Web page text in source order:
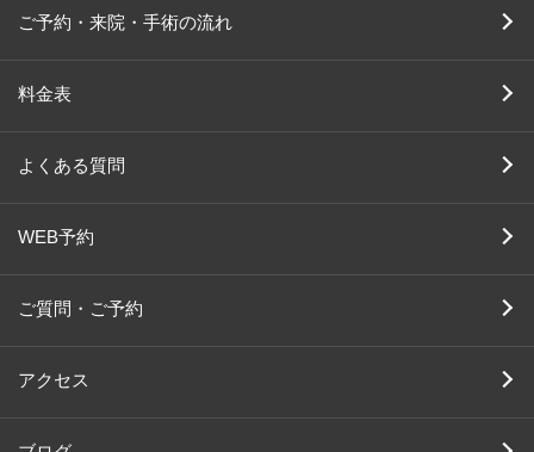
ご予約・来院・手術の流れ
料金表
よくある質問
WEB予約
ご質問・ご予約
アクセス